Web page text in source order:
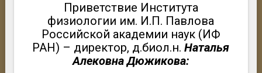
Приветствие Института
физиологии им. И.П. Павлова
Российской академии наук (ИФ
РАН) – директор, д.биол.н.Наталья
Алековна Дюжикова: